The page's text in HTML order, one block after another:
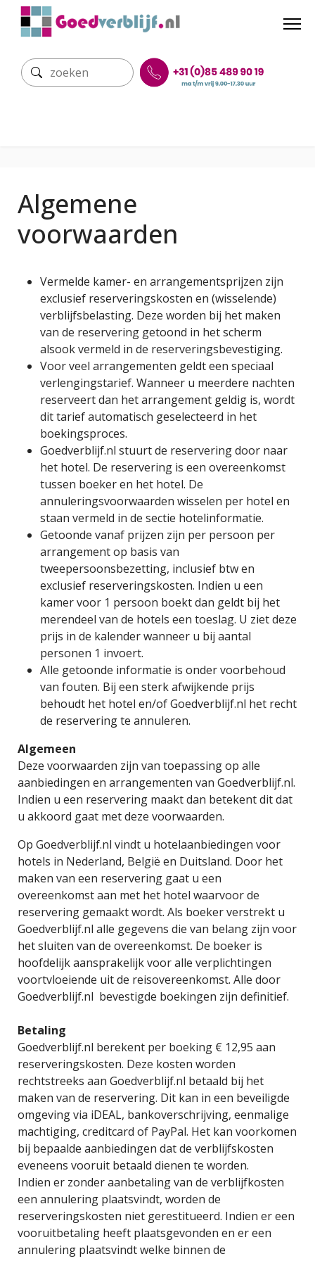
Algemene
voorwaarden
Vermelde kamer- en arrangementsprijzen zijn
exclusief reserveringskosten en (wisselende)
verblijfsbelasting. Deze worden bij het maken
van de reservering getoond in het scherm
alsook vermeld in de reserveringsbevestiging.
Voor veel arrangementen geldt een speciaal
verlengingstarief. Wanneer u meerdere nachten
reserveert dan het arrangement geldig is, wordt
dit tarief automatisch geselecteerd in het
boekingsproces.
Goedverblijf.nl stuurt de reservering door naar
het hotel. De reservering is een overeenkomst
tussen boeker en het hotel. De
annuleringsvoorwaarden wisselen per hotel en
staan vermeld in de sectie hotelinformatie.
Getoonde vanaf prijzen zijn per persoon per
arrangement op basis van
tweepersoonsbezetting, inclusief btw en
exclusief reserveringskosten. Indien u een
kamer voor 1 persoon boekt dan geldt bij het
merendeel van de hotels een toeslag. U ziet deze
prijs in de kalender wanneer u bij aantal
personen 1 invoert.
Alle getoonde informatie is onder voorbehoud
van fouten. Bij een sterk afwijkende prijs
behoudt het hotel en/of Goedverblijf.nl het recht
de reservering te annuleren.
Algemeen
Deze voorwaarden zijn van toepassing op alle
aanbiedingen en arrangementen van Goedverblijf.nl.
Indien u een reservering maakt dan betekent dit dat
u akkoord gaat met deze voorwaarden.
Op Goedverblijf.nl vindt u hotelaanbiedingen voor
hotels in Nederland, België en Duitsland. Door het
maken van een reservering gaat u een
overeenkomst aan met het hotel waarvoor de
reservering gemaakt wordt. Als boeker verstrekt u
Goedverblijf.nl alle gegevens die van belang zijn voor
het sluiten van de overeenkomst. De boeker is
hoofdelijk aansprakelijk voor alle verplichtingen
voortvloeiende uit de reisovereenkomst. Alle door
Goedverblijf.nl bevestigde boekingen zijn definitief.
Betaling
Goedverblijf.nl berekent per boeking € 12,95 aan
reserveringskosten. Deze kosten worden
rechtstreeks aan Goedverblijf.nl betaald bij het
maken van de reservering. Dit kan in een beveiligde
omgeving via iDEAL, bankoverschrijving, eenmalige
machtiging, creditcard of PayPal. Het kan voorkomen
bij bepaalde aanbiedingen dat de verblijfskosten
eveneens vooruit betaald dienen te worden.
Indien er zonder aanbetaling van de verblijfkosten
een annulering plaatsvindt, worden de
reserveringskosten niet gerestitueerd. Indien er een
vooruitbetaling heeft plaatsgevonden en er een
annulering plaatsvindt welke binnen de